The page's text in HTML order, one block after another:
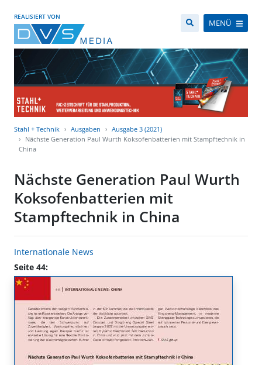
REALISIERT VON
MENÜ
Stahl + Technik Ausgaben
Ausgabe 3 (2021)
Nächste Generation Paul Wurth Koksofenbatterien mit Stampftechnik in
China
Nächste Generation Paul Wurth
Koksofenbatterien mit
Stampftechnik in China
Internationale News
Seite 44: